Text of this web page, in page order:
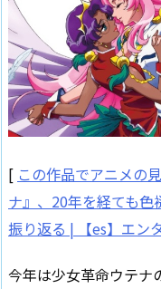
[ この作品でアニメの
ナ』、20年を経ても色
振り返る | 【es】エン
今年は少女革命ウテナ